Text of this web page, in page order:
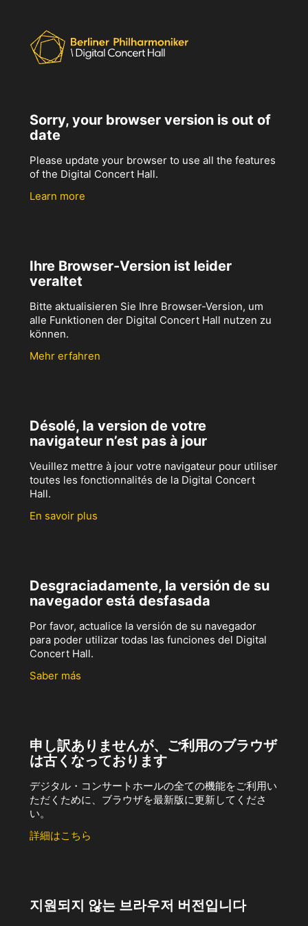
Sorry, your browser version is out of
date
Please update your browser to use all the features
of the Digital Concert Hall.
Learn more
Ihre Browser-Version ist leider
veraltet
Bitte aktualisieren Sie Ihre Browser-Version, um
alle Funktionen der Digital Concert Hall nutzen zu
können.
Mehr erfahren
Désolé, la version de votre
navigateur n’est pas à jour
Veuillez mettre à jour votre navigateur pour utiliser
toutes les fonctionnalités de la Digital Concert
Hall.
En savoir plus
Desgraciadamente, la versión de su
navegador está desfasada
Por favor, actualice la versión de su navegador
para poder utilizar todas las funciones del Digital
Concert Hall.
Saber más
申し訳ありませんが、ご利用のブラウザ
は古くなっております
デジタル・コンサートホールの全ての機能をご利用い
ただくために、ブラウザを最新版に更新してくださ
い。
詳細はこちら
지원되지 않는 브라우저 버전입니다